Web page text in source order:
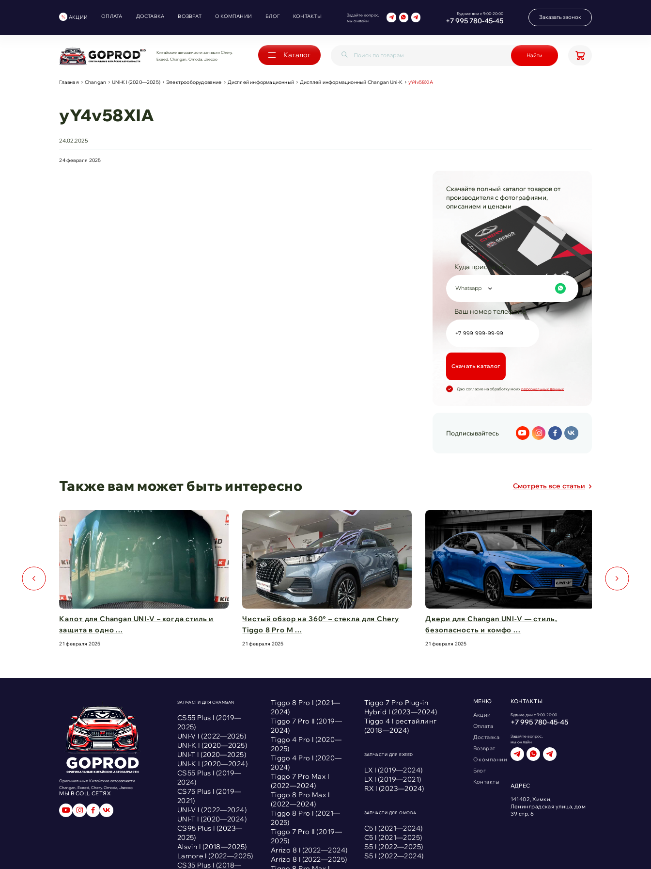
АКЦИИ ОПЛАТА ДОСТАВКА ВОЗВРАТ О КОМПАНИИ БЛОГ КОНТАКТЫ
Задайте вопрос,
мы онлайн
Будние дни с 9:00-20:00
+7 995 780‑45‑45 Заказать звонок
Китайские автозапчасти запчасти Chery,
Exeed, Changan, Omoda, Jaecoo
Каталог Найти
Главная Changan UNI-K I (2020—2025) Электрооборудование Дисплей информационный Дисплей информационный Changan Uni-K yY4v58XlA
yY4v58XlA
24.02.2025
24 февраля 2025
Скачайте полный каталог товаров от
производителя с фотографиями,
описанием и ценами
Куда прислать?
Whatsapp
Ваш номер телефона
Cкачать каталог
Даю согласие на обработку моих персональных данных
Подписывайтесь
Также вам может быть интересно Cмотреть все статьи
Капот для Changan UNI-V – когда стиль и
защита в одно ...
21 февраля 2025
Чистый обзор на 360° – стекла для Chery
Tiggo 8 Pro M ...
21 февраля 2025
Двери для Changan UNI-V — стиль,
безопасность и комфо ...
21 февраля 2025
Оригинальные Китайские автозапчасти
Changan, Exeed, Chery, Omoda, Jaecoo
МЫ В СОЦ. СЕТЯХ
ЗАПЧАСТИ ДЛЯ CHANGAN
CS55 Plus I (2019—
2025)
UNI-V I (2022—2025)
UNI-K I (2020—2025)
UNI-T I (2020—2025)
UNI-K I (2020—2024)
CS55 Plus I (2019—
2024)
CS75 Plus I (2019—
2021)
UNI-V I (2022—2024)
UNI-T I (2020—2024)
CS95 Plus I (2023—
2025)
Alsvin I (2018—2025)
Lamore I (2022—2025)
CS35 Plus I (2018—
Tiggo 8 Pro I (2021—
2024)
Tiggo 7 Pro II (2019—
2024)
Tiggo 4 Pro I (2020—
2025)
Tiggo 4 Pro I (2020—
2024)
Tiggo 7 Pro Max I
(2022—2024)
Tiggo 8 Pro Max I
(2022—2024)
Tiggo 8 Pro I (2021—
2025)
Tiggo 7 Pro II (2019—
2025)
Arrizo 8 I (2022—2024)
Arrizo 8 I (2022—2025)
Tiggo 7 Pro Plug-in
Hybrid I (2023—2024)
Tiggo 4 I рестайлинг
(2018—2024)
ЗАПЧАСТИ ДЛЯ EXEED
LX I (2019—2024)
LX I (2019—2021)
RX I (2023—2024)
ЗАПЧАСТИ ДЛЯ OMODA
С5 I (2021—2024)
С5 I (2021—2025)
S5 I (2022—2025)
S5 I (2022—2024)
МЕНЮ
Акции
Оплата
Доставка
Возврат
О компании
Блог
Контакты
КОНТАКТЫ
Будние дни с 9:00-20:00
+7 995 780‑45‑45
Задайте вопрос,
мы онлайн
АДРЕС
141402, Химки,
Ленинградская улица, дом
39 стр. 6